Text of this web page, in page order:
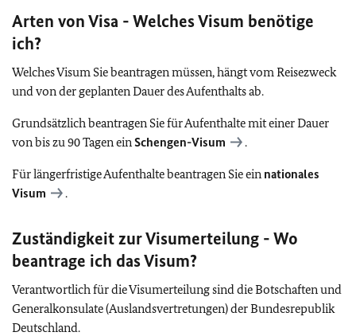
Arten von Visa - Welches Visum benötige
ich?
Welches Visum Sie beantragen müssen, hängt vom Reisezweck
und von der geplanten Dauer des Aufenthalts ab.
Grundsätzlich beantragen Sie für Aufenthalte mit einer Dauer
von bis zu 90 Tagen einSchengen-Visum .
Für längerfristige Aufenthalte beantragen Sie ein nationales
Visum
.
Zuständigkeit zur Visumerteilung - Wo
beantrage ich das Visum?
Verantwortlich für die Visumerteilung sind die Botschaften und
Generalkonsulate (Auslandsvertretungen) der Bundesrepublik
Deutschland.